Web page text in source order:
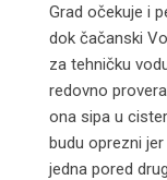
Grad očekuje i
dok čačanski
za tehničku
redovno
ona sipa u
budu oprezni
jedna pored